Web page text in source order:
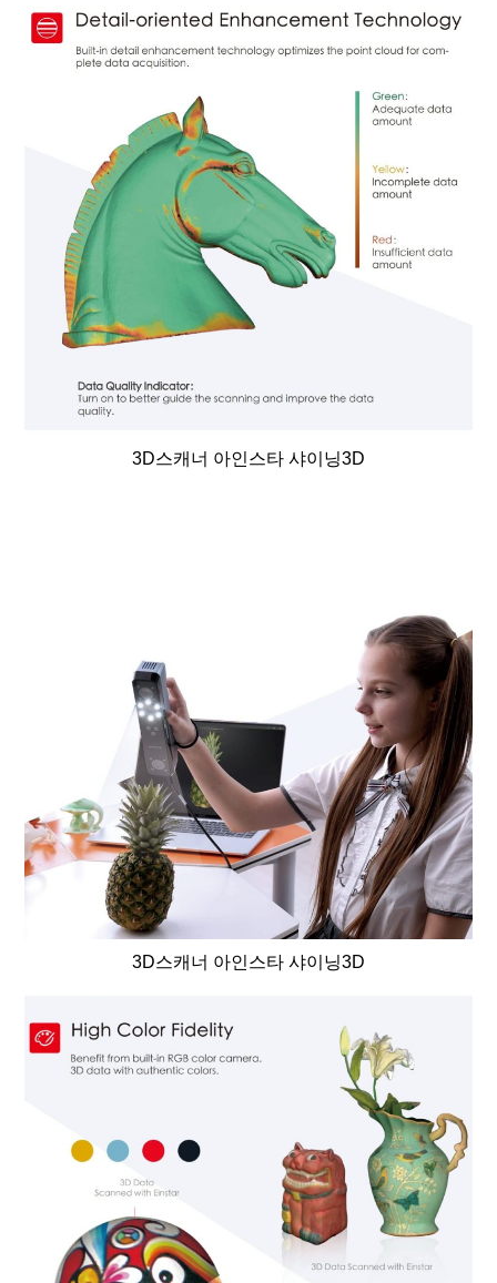
3D스캐너 아인스타 샤이닝3D
3D스캐너 아인스타 샤이닝3D